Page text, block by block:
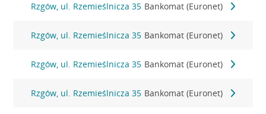
Rzgów, ul. Rzemieślnicza 35 Bankomat (Euronet)
Rzgów, ul. Rzemieślnicza 35 Bankomat (Euronet)
Rzgów, ul. Rzemieślnicza 35 Bankomat (Euronet)
Rzgów, ul. Rzemieślnicza 35 Bankomat (Euronet)